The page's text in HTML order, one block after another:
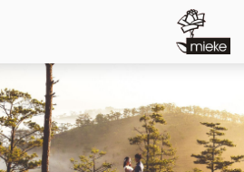
de
hoofdinhoud